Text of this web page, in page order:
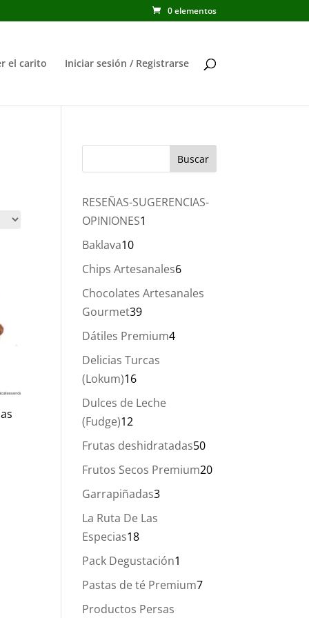
0 elementos
el carito Iniciar sesión / Registrarse
RESEÑAS-SUGERENCIAS-
OPINIONES1
Baklava1010
productos
Chips Artesanales66
productos
Chocolates Artesanales
Gourmet3939
productos
Dátiles Premium44
Delicias Turcas
(Lokum)1616
productos
Dulces de Leche
(Fudge)12
productos
Frutas deshidratadas5050
productos
Frutos Secos Premium2020
Garrapiñadas33
La Ruta De Las
Especias1818
productos
Pack Degustación1
producto
Pastas de té Premium77
Productos Persas